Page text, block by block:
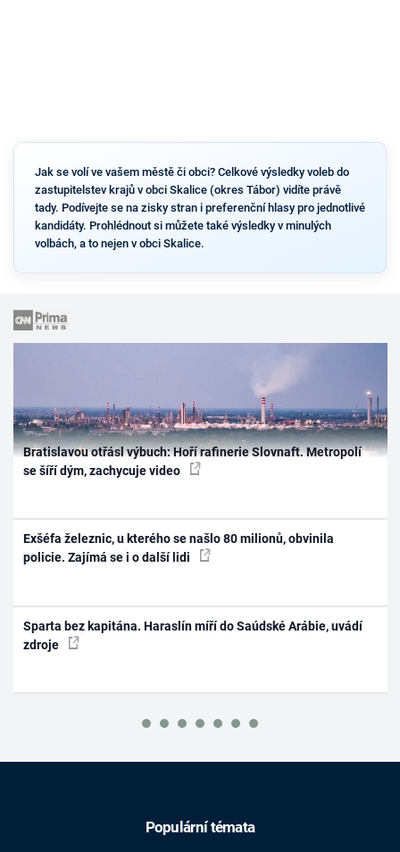
Jak se volí ve vašem městě či obci? Celkové výsledky voleb do
zastupitelstev krajů v obci Skalice (okres Tábor) vidíte právě
tady. Podívejte se na zisky stran i preferenční hlasy pro jednotlivé
kandidáty. Prohlédnout si můžete také výsledky v minulých
volbách, a to nejen v obci Skalice.
Bratislavou otřásl výbuch: Hoří rafinerie Slovnaft. Metropolí
se šíří dým, zachycuje video
Exšéfa železnic, u kterého se našlo 80 milionů, obvinila
policie. Zajímá se i o další lidi
Sparta bez kapitána. Haraslín míří do Saúdské Arábie, uvádí
zdroje
Populární témata